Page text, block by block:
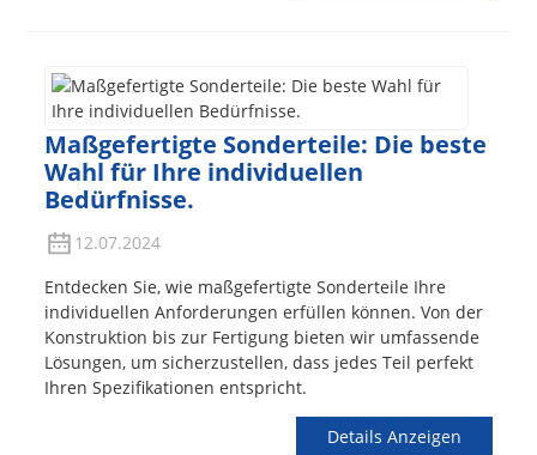
Maßgefertigte Sonderteile: Die beste
Wahl für Ihre individuellen
Bedürfnisse.
12.07.2024
Entdecken Sie, wie maßgefertigte Sonderteile Ihre
individuellen Anforderungen erfüllen können. Von der
Konstruktion bis zur Fertigung bieten wir umfassende
Lösungen, um sicherzustellen, dass jedes Teil perfekt
Ihren Spezifikationen entspricht.
Details Anzeigen